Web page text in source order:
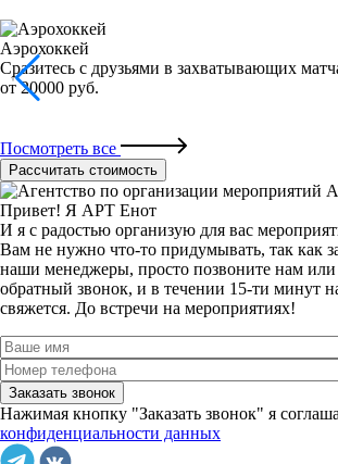
Аэрохоккей
Сразитесь с друзьями в захватывающих
от 20000 руб.
Посмотреть все
Рассчитать стоимость
Привет! Я АРТ Енот
И я с радостью организую для вас
Вам не нужно что-то придумывать, так как
наши менеджеры, просто позвоните нам или
обратный звонок, и в течении 15-ти минут
свяжется. До встречи на мероприятиях!
Нажимая кнопку "Заказать звонок" я
конфиденциальности данных